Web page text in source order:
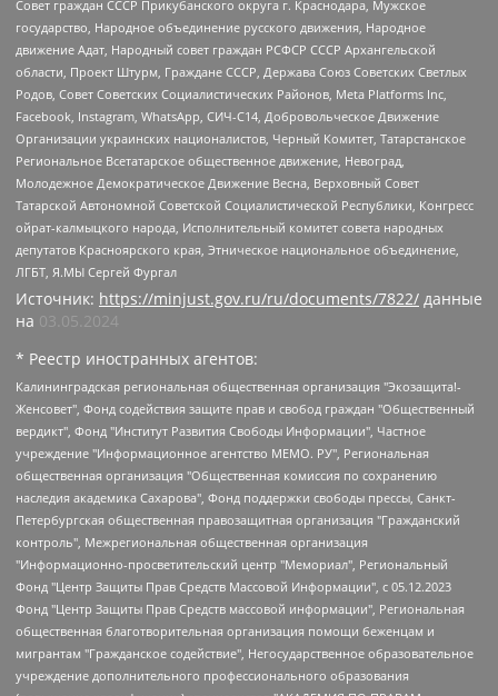
Совет граждан СССР Прикубанского округа г. Краснодара, Мужское
государство, Народное объединение русского движения, Народное
движение Адат, Народный совет граждан РСФСР СССР Архангельской
области, Проект Штурм, Граждане СССР, Держава Союз Советских Светлых
Родов, Совет Советских Социалистических Районов, Meta Platforms Inc,
Facebook, Instagram, WhatsApp, СИЧ-С14, Добровольческое Движение
Организации украинских националистов, Черный Комитет, Татарстанское
Региональное Всетатарское общественное движение, Невоград,
Молодежное Демократическое Движение Весна, Верховный Совет
Татарской Автономной Советской Социалистической Республики, Конгресс
ойрат-калмыцкого народа, Исполнительный комитет совета народных
депутатов Красноярского края, Этническое национальное объединение,
ЛГБТ, Я.МЫ Сергей Фургал
Источник: https://minjust.gov.ru/ru/documents/7822/ данные
на 03.05.2024
* Реестр иностранных агентов:
Калининградская региональная общественная организация "Экозащита!-Женсовет", Фонд содействия защите прав и свобод граждан "Общественный вердикт", Фонд "Институт Развития Свободы Информации", Частное учреждение "Информационное агентство МЕМО. РУ", Региональная общественная организация "Общественная комиссия по сохранению наследия академика Сахарова", Фонд поддержки свободы прессы, Санкт-Петербургская общественная правозащитная организация "Гражданский контроль", Межрегиональная общественная организация "Информационно-просветительский центр "Мемориал", Региональный Фонд "Центр Защиты Прав Средств Массовой Информации", с 05.12.2023 Фонд "Центр Защиты Прав Средств массовой информации", Региональная общественная благотворительная организация помощи беженцам и мигрантам "Гражданское содействие", Негосударственное образовательное учреждение дополнительного профессионального образования (повышение квалификации) специалистов "АКАДЕМИЯ ПО ПРАВАМ ЧЕЛОВЕКА", Свердловская региональная общественная организация "Сутяжник", Автономная некоммерческая организация "Центр независимых социологических исследований", Союз общественных объединений "Российский исследовательский центр по правам человека", Региональное общественное учреждение научно-информационный центр "МЕМОРИАЛ", Некоммерческая организация "Фонд защиты гласности", Автономная некоммерческая организация "Институт прав человека", Городская общественная организация "Екатеринбургское общество "МЕМОРИАЛ", Городская общественная организация "Рязанское историко-просветительское и правозащитное общество "Мемориал" (Рязанский Мемориал), Челябинский региональный орган общественной самодеятельности – женское общественное объединение "Женщины Евразии", Челябинский региональный орган общественной самодеятельности "Уральская правозащитная группа", Фонд содействия защите здоровья и социальной справедливости имени Андрея Рылькова, Автономная Некоммерческая Организация "Аналитический Центр Юрия Левады", Автономная некоммерческая организация социальной поддержки населения "Проект Апрель", Региональная общественная организация помощи женщинам и детям, находящимся в кризисной ситуации "Информационно-методический центр "Анна", Фонд содействия развитию массовых коммуникаций и правовому просвещению "Так-так-Так", Фонд содействия устойчивому развитию "Серебряная тайга", Свердловский региональный общественный фонд социальных проектов "Новое время", "Idel.Реалии", Кавказ.Реалии, Крым.Реалии, Телеканал Настоящее Время, Татаро-башкирская служба Радио Свобода (Azatliq Radiosi), Радио Свободная Европа/Радио Свобода (PCE/PC), "Сибирь.Реалии", "Фактограф", Благотворительный фонд помощи осужденным и их семьям, Автономная некоммерческая организация "Институт глобализации и социальных движений", Фонд "В защиту прав заключенных", Частное учреждение "Центр поддержки и содействия развитию средств массовой информации", Пензенский региональный общественный благотворительный фонд "Гражданский союз", "Север.Реалии", Некоммерческая организация Фонд "Правовая инициатива", Общество с ограниченной ответственностью "Радио Свободная Европа/Радио Свобода", Чешское информационное агентство "MEDIUM-ORIENT", Красноярская региональная общественная организация "Мы против СПИДа", Камалягин Денис Николаевич, Маркелов Сергей Евгеньевич, Пономарев Лев Александрович, Савицкая Людмила Алексеевна, Автономная некоммерческая организация "Центр по работе с проблемой насилия "НАСИЛИЮ.НЕТ", Межрегиональный профессиональный союз работников здравоохранения "Альянс врачей", Юридическое лицо, зарегистрированное в Латвийской Республике, SIA "Medusa Project" (регистрационный номер 40103797863, дата регистрации 10.06.2014), Некоммерческая организация "Фонд по борьбе с коррупцией", Автономная некоммерческая организация "Институт права и публичной политики", Баданин Роман Сергеевич, Гликин Максим Александрович, Железнова Мария Михайловна, Лукьянова Юлия Сергеевна, Маетная Елизавета Витальевна, Маняхин Петр Борисович, Чуракова Ольга Владимировна, Ярош Юлия Петровна, Юридическое лицо "The Insider SIA", зарегистрированное в Риге, Латвийская Республика (дата регистрации 26.06.2015), являющееся администратором доменного имени интернет-издания "The Insider SIA", https://theins.ru, Постернак Алексей Евгеньевич, Рубин Михаил Аркадьевич, Анин Роман Александрович, Юридическое лицо Istories fonds, зарегистрированное в Латвийской Республике (регистрационный номер 50008295751, дата регистрации 24.02.2020), Великовский Дмитрий Александрович, Долинина Ирина Николаевна, Мароховская Алеся Алексеевна, Шлейнов Роман Юрьевич, Шмагун Олеся Валентиновна, Общество с ограниченной ответственностью "Альтаир 2021", Общество с ограниченной ответственностью "Вега 2021", Общество с ограниченной ответственностью "Главный редактор 2021", Общество с ограниченной ответственностью "Ромашки монолит", Важенков Артем Валерьевич, Ивановская областная общественная организация "Центр гендерных исследований", Гурман Юрий Альбертович, Медиапроект "ОВД-Инфо", Егоров Владимир Владимирович, Жилинский Владимир Александрович, Общество с ограниченной ответственностью "ЗП", Иванова София Юрьевна, Карезина Инна Павловна, Кильтау Екатерина Викторовна, Петров Алексей Викторович, Пискунов Сергей Евгеньевич, Смирнов Сергей Сергеевич, Тихонов Михаил Сергеевич, Общество с ограниченной ответственностью "ЖУРНАЛИСТ-ИНОСТРАННЫЙ АГЕНТ", Арапова Галина Юрьевна, Вольтская Татьяна Анатольевна, Американская компания "Mason G.E.S. Anonymous Foundation" (США), являющаяся владельцем интернет-издания https://mnews.world/, Компания "Stichting Bellingcat", зарегистрированная в Нидерландах (дата регистрации 11.07.2018), Захаров Андрей Вячеславович, Клепиковская Екатерина Дмитриевна, Общество с ограниченной ответственностью "МЕМО", Перл Роман Александрович, Симонов Евгений Алексеевич, Соловьева Елена Анатольевна, Сотников Даниил Владимирович, Сурначева Елизавета Дмитриевна, Автономная некоммерческая организация по защите прав человека и информированию населения "Якутия – Наше Мнение", Общество с ограниченной ответственностью "Москоу диджитал медиа", с 26.01.2023 Общество с ограниченной ответственностью "Чайка Белые сады", Ветошкина Валерия Валерьевна, Заговора Максим Александрович, Межрегиональное общественное движение "Российская ЛГБТ - сеть", Оленичев Максим Владимирович, Павлов Иван Юрьевич, Скворцова Елена Сергеевна, Общество с ограниченной ответственностью "Как бы инагент", Кочетков Игорь Викторович, Общество с ограниченной ответственностью "Честные выборы", Еланчик Олег Александрович, Общество с ограниченной ответственностью "Нобелевский призыв", Гималова Регина Эмилевна, Григорьев Андрей Валерьевич, Григорьева Алина Александровна, Ассоциация по содействию защите прав призывников, альтернативнослужащих и военнослужащих "Правозащитная группа "Гражданин.Армия.Право", Хисамова Регина Фаритовна, Автономная некоммерческая организация по реализации социально-правовых программ "Лилит", Дальневосточное общественное движение "Маяк", Санкт-Петербургская ЛГБТ-инициативная группа "Выход", Инициативная группа ЛГБТ+ "Реверс", Алексеев Андрей Викторович, Бекбулатова Таисия Львовна, Беляев Иван Михайлович, Владыкина Елена Сергеевна, Гельман Марат Александрович, Никульшина Вероника Юрьевна, Толоконникова Надежда Андреевна, Шендерович Виктор Анатольевич, Общество с ограниченной ответственностью "Данное сообщение", Общество с ограниченной ответственностью Издательский дом "Новая глава", Айнбиндер Александра Александровна, Московский комьюнити-центр для ЛГБТ+инициатив, Благотворительный фонд развития филантропии, Deutsche Welle (Германия, Kurt-Schumacher-Strasse 3, 53113 Bonn), Борзунова Мария Михайловна, Воробьев Виктор Викторович, Голубева Анна Львовна, Константинова Алла Михайловна, Малкова Ирина Владимировна, Мурадов Мурад Абдулгалимович, Осетинская Елизавета Николаевна, Понасенков Евгений Николаевич, Ганапольский Матвей Юрьевич, Киселев Евгений Алексеевич, Борухович Ирина Григорьевна, Дремин Иван Тимофеевич, Дубровский Дмитрий Викторович, Красноярская региональная общественная организация поддержки и развития альтернативных образовательных технологий и межкультурных коммуникаций "ИНТЕРРА", Маяковская Екатерина Алексеевна, Фейгин Марк Захарович, Филимонов Андрей Викторович, Дзугкоева Регина Николаевна, Доброхотов Роман Александрович, Дудь Юрий Александрович, Елкин Сергей Владимирович, Кругликов Кирилл Игоревич, Сабунаева Мария Леонидовна, Семенов Алексей Владимирович, Шаинян Карен Багратович, Шульман Екатерина Михайловна, Асафьев Артур Валерьевич, Вахштайн Виктор Семенович, Венедиктов Алексей Алексеевич, Лушникова Екатерина Евгеньевна, Волков Леонид Михайлович, Невзоров Александр Глебович, Пархоменко Сергей Борисович, Сироткин Ярослав Николаевич, Кара-Мурза Владимир Владимирович, Баранова Наталья Владимировна, Гозман Леонид Яковлевич, Кагарлицкий Борис Юльевич, Климарев Михаил Валерьевич, Милов Владимир Станиславович, Автономная некоммерческая организация Краснодарский центр современного искусства "Типография", Моргенштерн Алишер Тагирович, Соболь Любовь Эдуардовна, Общество с ограниченной ответственностью "ЛИЗА НОРМ", Каспаров Гарри Кимович, Ходорковский Михаил Борисович, Общество с ограниченной ответственностью "Апрельские тезисы", Данилович Ирина Брониславовна, Кашин Олег Владимирович, Петров Николай Владимирович, Пивоваров Алексей Владимирович, Соколов Михаил Владимирович, Цветкова Юлия Владимировна, Чичваркин Евгений Александрович, Комитет против пыток/Команда против пыток, Общество с ограниченной ответственностью "Первый научный", Общество с ограниченной ответственностью "Вертолет и ко", Белоцерковская Вероника Борисовна, Кац Максим Евгеньевич, Лазарева Татьяна Юрьевна, Шаведдинов Руслан Табризович, Яшин Илья Валерьевич, Общество с ограниченной ответственностью "Иноагент ААВ", Алешковский Дмитрий Петрович, Альбац Евгения Марковна, Быков Дмитрий Львович, Галямина Юлия Евгеньевна, Лойко Сергей Леонидович, Мартынов Кирилл Константинович, Медведев Сергей Александрович, Крашенинников Федор Геннадиевич, Гордеева Катерина Вл